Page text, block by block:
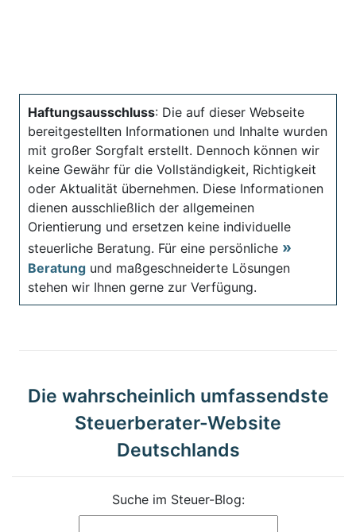
Haftungsausschluss: Die auf dieser Webseite
bereitgestellten Informationen und Inhalte wurden
mit großer Sorgfalt erstellt. Dennoch können wir
keine Gewähr für die Vollständigkeit, Richtigkeit
oder Aktualität übernehmen. Diese Informationen
dienen ausschließlich der allgemeinen
Orientierung und ersetzen keine individuelle
steuerliche Beratung. Für eine persönliche
Beratung und maßgeschneiderte Lösungen
stehen wir Ihnen gerne zur Verfügung.
Die wahrscheinlich umfassendste
Steuerberater-Website
Deutschlands
Suche im Steuer-Blog: